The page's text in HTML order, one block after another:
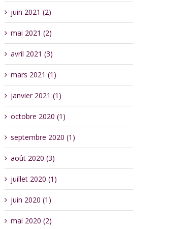
juin 2021 (2)
mai 2021 (2)
avril 2021 (3)
mars 2021 (1)
janvier 2021 (1)
octobre 2020 (1)
septembre 2020 (1)
août 2020 (3)
juillet 2020 (1)
juin 2020 (1)
mai 2020 (2)